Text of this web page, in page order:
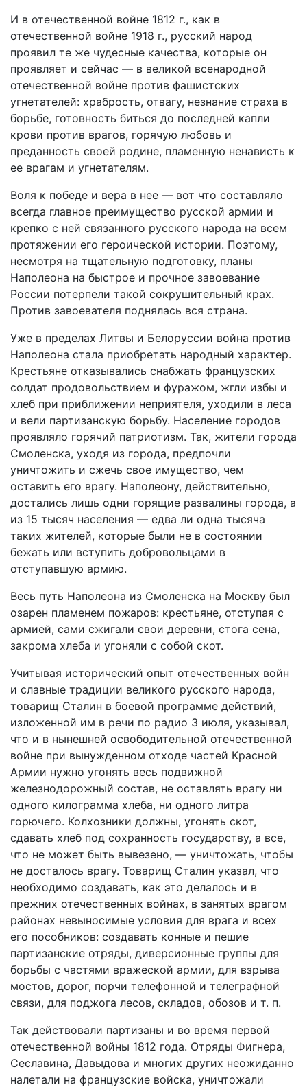
И в отечественной войне 1812 г., как в
отечественной войне 1918 г., русский народ
проявил те же чудесные качества, которые он
проявляет и сейчас — в великой всенародной
отечественной войне против фашистских
угнетателей: храбрость, отвагу, незнание страха в
борьбе, готовность биться до последней капли
крови против врагов, горячую любовь и
преданность своей родине, пламенную ненависть к
ее врагам и угнетателям.
Воля к победе и вера в нее — вот что составляло
всегда главное преимущество русской армии и
крепко с ней связанного русского народа на всем
протяжении его героической истории. Поэтому,
несмотря на тщательную подготовку, планы
Наполеона на быстрое и прочное завоевание
России потерпели такой сокрушительный крах.
Против завоевателя поднялась вся страна.
Уже в пределах Литвы и Белоруссии война против
Наполеона стала приобретать народный характер.
Крестьяне отказывались снабжать французских
солдат продовольствием и фуражом, жгли избы и
хлеб при приближении неприятеля, уходили в леса
и вели партизанскую борьбу. Население городов
проявляло горячий патриотизм. Так, жители города
Смоленска, уходя из города, предпочли
уничтожить и сжечь свое имущество, чем
оставить его врагу. Наполеону, действительно,
достались лишь одни горящие развалины города, а
из 15 тысяч населения — едва ли одна тысяча
таких жителей, которые были не в состоянии
бежать или вступить добровольцами в
отступавшую армию.
Весь путь Наполеона из Смоленска на Москву был
озарен пламенем пожаров: крестьяне, отступая с
армией, сами сжигали свои деревни, стога сена,
закрома хлеба и угоняли с собой скот.
Учитывая исторический опыт отечественных войн
и славные традиции великого русского народа,
товарищ Сталин в боевой программе действий,
изложенной им в речи по радио 3 июля, указывал,
что и в нынешней освободительной отечественной
войне при вынужденном отходе частей Красной
Армии нужно угонять весь подвижной
железнодорожный состав, не оставлять врагу ни
одного килограмма хлеба, ни одного литра
горючего. Колхозники должны, угонять скот,
сдавать хлеб под сохранность государству, а все,
что не может быть вывезено, — уничтожать, чтобы
не досталось врагу. Товарищ Сталин указал, что
необходимо создавать, как это делалось и в
прежних отечественных войнах, в занятых врагом
районах невыносимые условия для врага и всех
его пособников: создавать конные и пешие
партизанские отряды, диверсионные группы для
борьбы с частями вражеской армии, для взрыва
мостов, дорог, порчи телефонной и телеграфной
связи, для поджога лесов, складов, обозов и т. п.
Так действовали партизаны и во время первой
отечественной войны 1812 года. Отряды Фигнера,
Сеславина, Давыдова и многих других неожиданно
налетали на французские войска, уничтожали